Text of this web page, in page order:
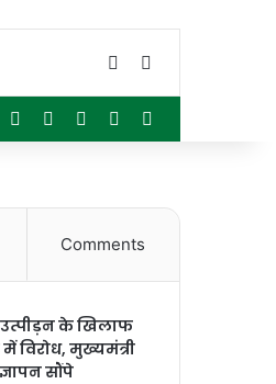
Switch skin
YouTubeInstagramWhatsApp
Comments
उत्पीड़न के खिलाफ
विरोध, मुख्यमंत्री
सौंपे